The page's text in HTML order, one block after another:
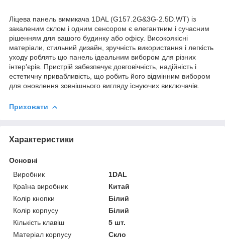
Ліцева панель вимикача 1DAL (G157.2G&3G-2.5D.WT) із
закаленим склом і одним сенсором є елегантним і сучасним
рішенням для вашого будинку або офісу. Високоякісні
матеріали, стильний дизайн, зручність використання і легкість
уходу роблять цю панель ідеальним вибором для різних
інтер'єрів. Пристрій забезпечує довговічність, надійність і
естетичну привабливість, що робить його відмінним вибором
для оновлення зовнішнього вигляду існуючих виключачів.
Приховати
Характеристики
Основні
Виробник
1DAL
Країна виробник
Китай
Колір кнопки
Білий
Колір корпусу
Білий
Кількість клавіш
5 шт.
Матеріал корпусу
Скло